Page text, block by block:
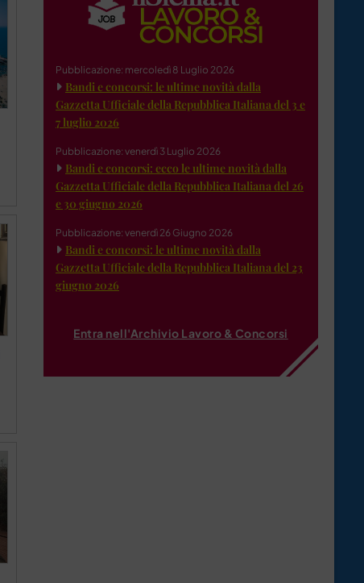
Pubblicazione: mercoledì 8 Luglio 2026
Bandi e concorsi: le ultime novità dalla
Gazzetta Ufficiale della Repubblica Italiana del 3 e
7 luglio 2026
Pubblicazione: venerdì 3 Luglio 2026
Bandi e concorsi: ecco le ultime novità dalla
Gazzetta Ufficiale della Repubblica Italiana del 26
e 30 giugno 2026
Pubblicazione: venerdì 26 Giugno 2026
Bandi e concorsi: le ultime novità dalla
Gazzetta Ufficiale della Repubblica Italiana del 23
giugno 2026
Entra nell'Archivio Lavoro & Concorsi